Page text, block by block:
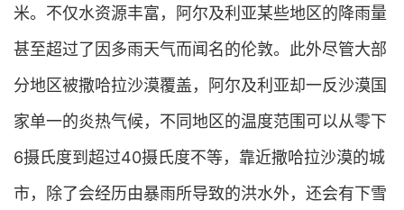
米。不仅水资源丰富，阿尔及利亚某些地区的降雨量
甚至超过了因多雨天气而闻名的伦敦。此外尽管大部
分地区被撒哈拉沙漠覆盖，阿尔及利亚却一反沙漠国
家单一的炎热气候，不同地区的温度范围可以从零下
6摄氏度到超过40摄氏度不等，靠近撒哈拉沙漠的城
市，除了会经历由暴雨所导致的洪水外，还会有下雪